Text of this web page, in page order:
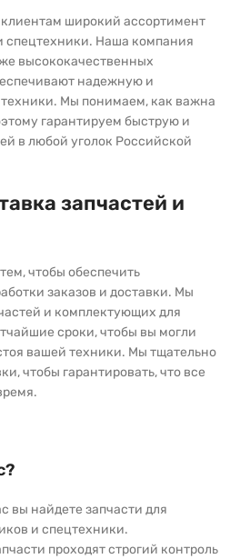
широкий ассортимент
спецтехники. Наша компания
высококачественных
надежную и
Мы понимаем, как важна
гарантируем быструю и
в любой уголок Российской
запчастей и
чтобы обеспечить
заказов и доставки. Мы
и комплектующих для
сроки, чтобы вы могли
вашей техники. Мы тщательно
чтобы гарантировать, что все
вы найдете запчасти для
и спецтехники.
проходят строгий контроль